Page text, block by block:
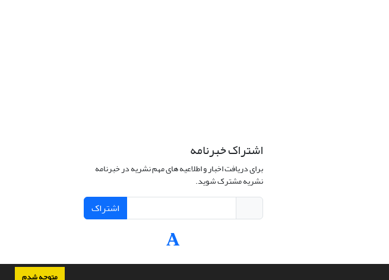
اشتراک خبرنامه
برای دریافت اخبار و اطلاعیه های مهم نشریه در خبرنامه
نشریه مشترک شوید.
اشتراک